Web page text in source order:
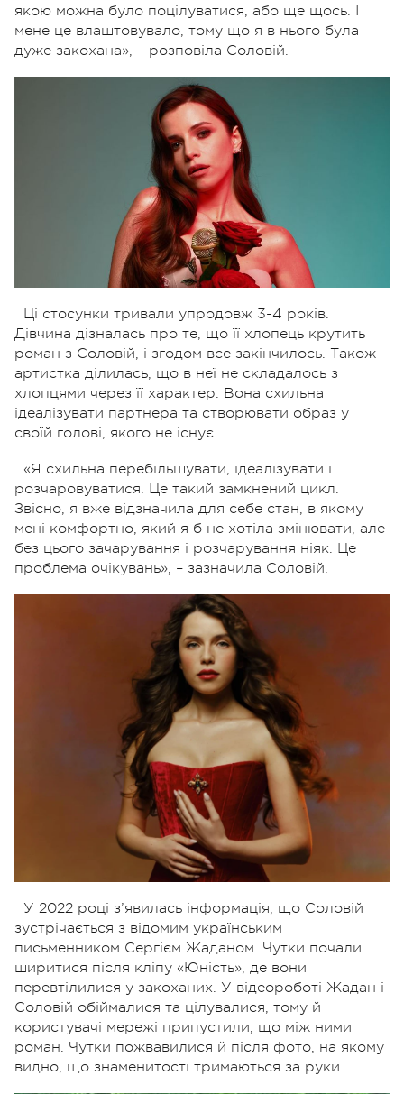
якою можна було поцілуватися, або ще щось. І
мене це влаштовувало, тому що я в нього була
дуже закохана», – розповіла Соловій.
Ці стосунки тривали упродовж 3-4 років.
Дівчина дізналась про те, що її хлопець крутить
роман з Соловій, і згодом все закінчилось. Також
артистка ділилась, що в неї не складалось з
хлопцями через її характер. Вона схильна
ідеалізувати партнера та створювати образ у
своїй голові, якого не існує.
«Я схильна перебільшувати, ідеалізувати і
розчаровуватися. Це такий замкнений цикл.
Звісно, я вже відзначила для себе стан, в якому
мені комфортно, який я б не хотіла змінювати, але
без цього зачарування і розчарування ніяк. Це
проблема очікувань», – зазначила Соловій.
У 2022 році з’явилась інформація, що Соловій
зустрічається з відомим українським
письменником Сергієм Жаданом. Чутки почали
ширитися після кліпу «Юність», де вони
перевтілилися у закоханих. У відеороботі Жадан і
Соловій обіймалися та цілувалися, тому й
користувачі мережі припустили, що між ними
роман. Чутки пожвавилися й після фото, на якому
видно, що знаменитості тримаються за руки.